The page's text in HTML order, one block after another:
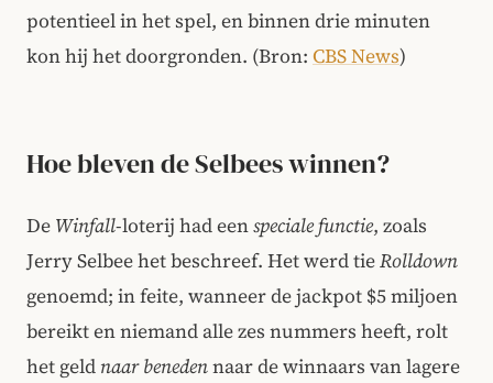
potentieel in het spel, en binnen drie minuten
kon hij het doorgronden. (Bron: CBS News)
Hoe bleven de Selbees winnen?
De Winfall-loterij had eenspeciale functie, zoals
Jerry Selbee het beschreef. Het werd tieRolldown
genoemd; in feite, wanneer de jackpot $5 miljoen
bereikt en niemand alle zes nummers heeft, rolt
het geld naar benedennaar de winnaars van lagere